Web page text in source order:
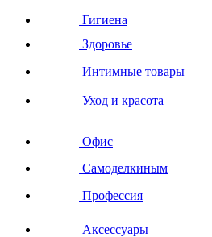
Гигиена
Здоровье
Интимные товары
Уход и красота
Офис
Самоделкиным
Профессия
Аксессуары